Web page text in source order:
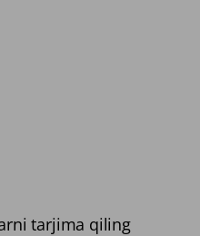
tarjima qiling